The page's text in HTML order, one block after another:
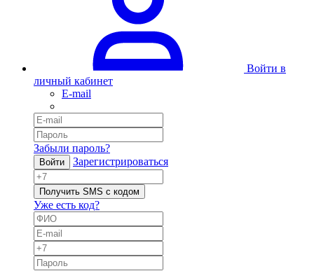
Войти в
личный кабинет
E-mail
Забыли пароль?
Войти Зарегистрироваться
Получить SMS с кодом
Уже есть код?